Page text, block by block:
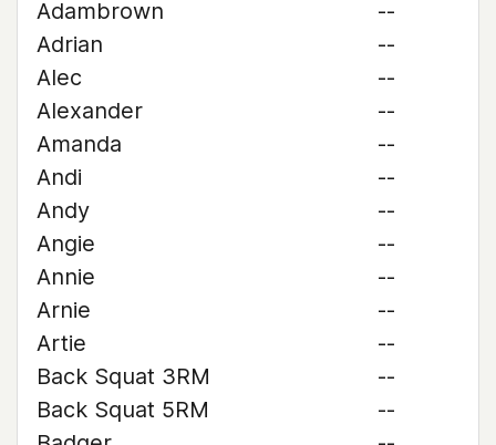
Adambrown
--
Adrian
--
Alec
--
Alexander
--
Amanda
--
Andi
--
Andy
--
Angie
--
Annie
--
Arnie
--
Artie
--
Back Squat 3RM
--
Back Squat 5RM
--